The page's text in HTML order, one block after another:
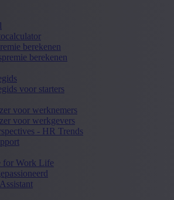
berekenen
berekenen
voor starters
voor werknemers
voor werkgevers
- HR Trends
for Work Life